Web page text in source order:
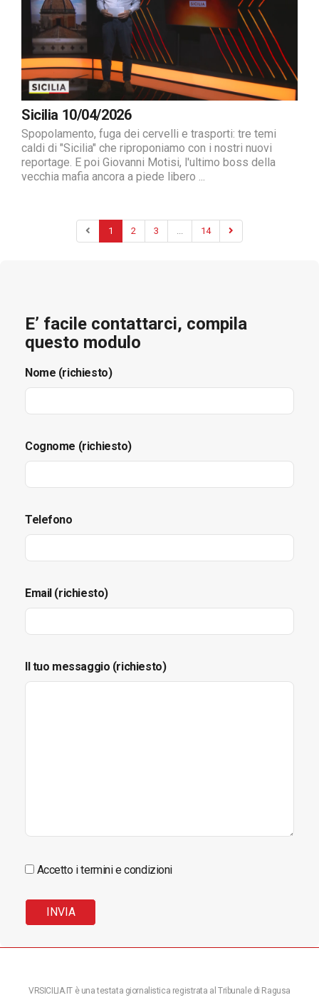
Sicilia 10/04/2026
Spopolamento, fuga dei cervelli e trasporti: tre temi
caldi di "Sicilia" che riproponiamo con i nostri nuovi
reportage. E poi Giovanni Motisi, l'ultimo boss della
vecchia mafia ancora a piede libero ...
1 2 3 14
E’ facile contattarci, compila
questo modulo
Nome (richiesto)
Cognome (richiesto)
Telefono
Email (richiesto)
Il tuo messaggio (richiesto)
Accetto i termini e condizioni
VRSICILIA.IT è una testata giornalistica registrata al Tribunale di Ragusa